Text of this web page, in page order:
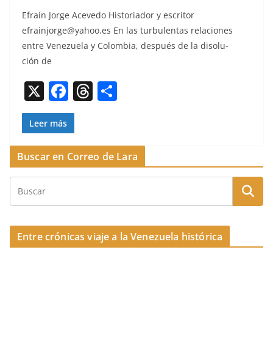
c
e
o
o
k
re
a
s
m
p
Efraín Jorge Aceve­do His­to­ri­ador y escritor
efrainjorge@yahoo.es En las tur­bu­len­tas rela­ciones
entre Venezuela y Colom­bia, después de la dis­olu­
ción de
X F
a
c
e
b
o
k
T
a
d
p
ar
Leer más
Buscar en Correo de Lara
Entre crónicas viaje a la Venezuela histórica